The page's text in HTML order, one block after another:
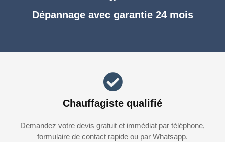
Dépannage avec garantie 24 mois
Chauffagiste qualifié
Demandez votre devis gratuit et immédiat par téléphone,
formulaire de contact rapide ou par Whatsapp.